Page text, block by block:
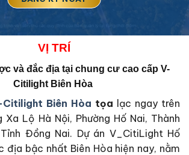
VỊ TRÍ
và đắc địa tại chung cư cao cấp V-
Citilight Biên Hòa
Biên Hòa tọa lạc ngay trên
Lộ Hà Nội, Phường Hố Nai, Thành
Đồng Nai. Dự án V_CitiLight Hố
địa bậc nhất Biên Hòa hiện nay, nằm